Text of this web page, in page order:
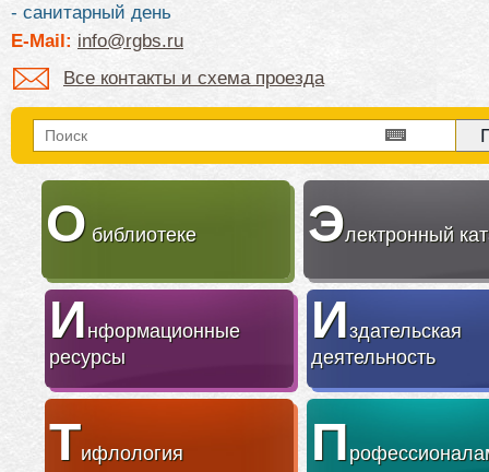
- санитарный день
E-Mail: info@rgbs.ru
Все контакты и схема проезда
О библиотеке Электронный
Информационные
ресурсы
Издательская
деятельность
Тифлология П